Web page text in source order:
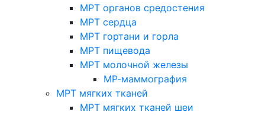
МРТ органов средостения
МРТ сердца
МРТ гортани и горла
МРТ пищевода
МРТ молочной железы
МР-маммография
МРТ мягких тканей
МРТ мягких тканей шеи